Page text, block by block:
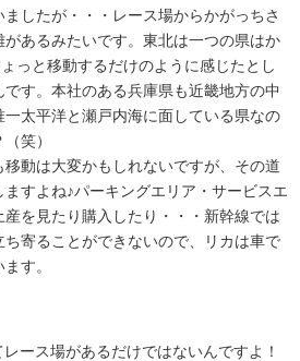
したが・・・レース場からかがっちさ
あるみたいです。東北は一つの県はか
っと移動するだけのように感じたとし
す。本社のある兵庫県も近畿地方の中
太平洋と瀬戸内海に面している県なの
笑）
動は大変かもしれないですが、その道
すよね♪パーキングエリア・サービスエ
産を見たり購入したり・・・新幹線では
寄ることができないので、リカは車で
す。
ース場があるだけではないんですよ！